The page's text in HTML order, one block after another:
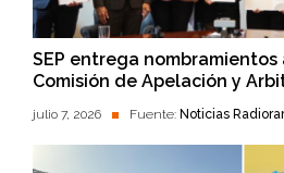
SEP entrega
Comisión de Apelación y
julio 7, 2026 Fuente: Noticias